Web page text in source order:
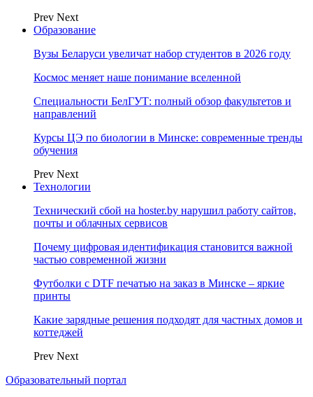
Prev Next
Образование
Вузы Беларуси увеличат набор студентов в 2026 году
Космос меняет наше понимание вселенной
Специальности БелГУТ: полный обзор факультетов и
направлений
Курсы ЦЭ по биологии в Минске: современные тренды
обучения
Prev Next
Технологии
Технический сбой на hoster.by нарушил работу сайтов,
почты и облачных сервисов
Почему цифровая идентификация становится важной
частью современной жизни
Футболки с DTF печатью на заказ в Минске – яркие
принты
Какие зарядные решения подходят для частных домов и
коттеджей
Prev Next
Образовательный портал